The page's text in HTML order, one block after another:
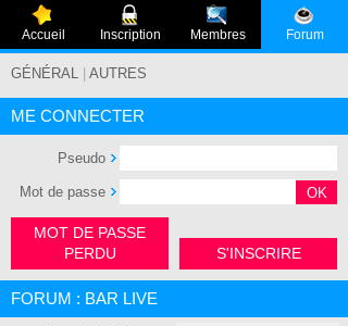
Accueil Inscription Membres Forum
GÉNÉRAL AUTRES
ME CONNECTER
Pseudo
Mot de passe
MOT DE PASSE
PERDU
S'INSCRIRE
FORUM : BAR LIVE